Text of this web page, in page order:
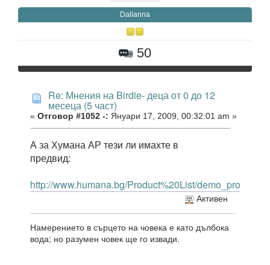
Daliаnna
50
Re: Мнения на Birdie- деца от 0 до 12
месеца (5 част)
« Отговор #1052 -: Януари 17, 2009, 00:32:01 am »
А за Хумана АР тези ли имахте в
предвид:
http://www.humana.bg/Product%20List/
Активен
Намерението в сърцето на човека е като дълбока
вода; но разумен човек ще го извади.